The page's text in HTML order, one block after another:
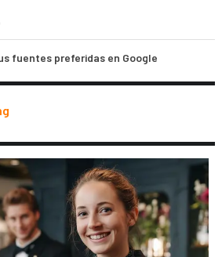
fuentes preferidas en Google